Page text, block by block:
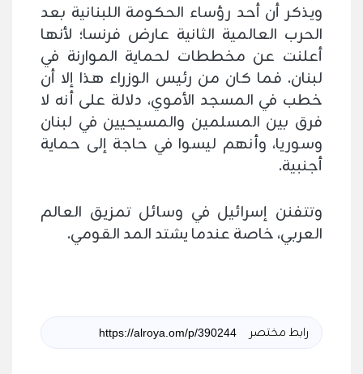
ويذكر أن أحد رؤساء الحكومة اللبنانية بعد
الحرب العالمية الثانية عارض فرنسا؛ لأنها
أعلنت عن مخططات لحماية الموارنة في
لبنان. فما كان من رئيس الوزراء هذا إلا أن
خطب في المسجد الأموي، دلالة على أنه لا
فرق بين المسلمين والمسيحيين في لبنان
وسوريا، وأنهم ليسوا في حاجة إلى حماية
أجنبية.
وتتفنن إسرائيل في وسائل تمزيق العالم
العربي، خاصة عندما يشتد المد القومي.
رابط مختصر